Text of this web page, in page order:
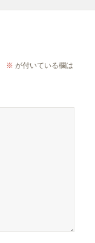
※ が付いている欄は